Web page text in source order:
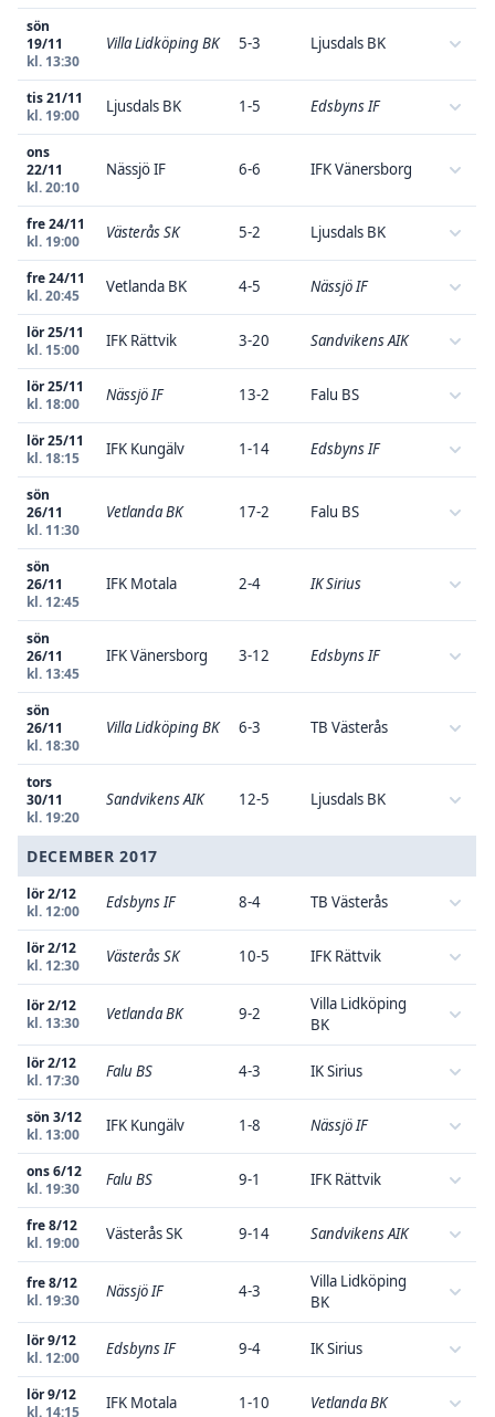
sön
19/11
kl. 13:30
Villa Lidköping BK 5-3 Ljusdals BK
tis 21/11
kl. 19:00
Ljusdals BK 1-5 Edsbyns IF
ons
22/11
kl. 20:10
Nässjö IF 6-6 IFK Vänersborg
fre 24/11
kl. 19:00
Västerås SK 5-2 Ljusdals BK
fre 24/11
kl. 20:45
Vetlanda BK 4-5 Nässjö IF
lör 25/11
kl. 15:00
IFK Rättvik 3-20 Sandvikens AIK
lör 25/11
kl. 18:00
Nässjö IF 13-2 Falu BS
lör 25/11
kl. 18:15
IFK Kungälv 1-14 Edsbyns IF
sön
26/11
kl. 11:30
Vetlanda BK 17-2 Falu BS
sön
26/11
kl. 12:45
IFK Motala 2-4 IK Sirius
sön
26/11
kl. 13:45
IFK Vänersborg 3-12 Edsbyns IF
sön
26/11
kl. 18:30
Villa Lidköping BK 6-3 TB Västerås
tors
30/11
kl. 19:20
Sandvikens AIK 12-5 Ljusdals BK
DECEMBER 2017
lör 2/12
kl. 12:00
Edsbyns IF 8-4 TB Västerås
lör 2/12
kl. 12:30
Västerås SK 10-5 IFK Rättvik
lör 2/12
kl. 13:30
Vetlanda BK 9-2
Villa Lidköping
BK
lör 2/12
kl. 17:30
Falu BS 4-3 IK Sirius
sön 3/12
kl. 13:00
IFK Kungälv 1-8 Nässjö IF
ons 6/12
kl. 19:30
Falu BS 9-1 IFK Rättvik
fre 8/12
kl. 19:00
Västerås SK 9-14 Sandvikens AIK
fre 8/12
kl. 19:30
Nässjö IF 4-3
Villa Lidköping
BK
lör 9/12
kl. 12:00
Edsbyns IF 9-4 IK Sirius
lör 9/12
kl. 14:15
IFK Motala 1-10 Vetlanda BK